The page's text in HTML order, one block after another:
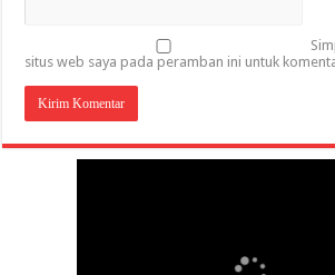
situs web saya pada peramban ini untuk